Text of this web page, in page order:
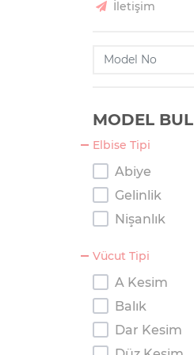
İletişim
MODEL BUL
Elbise Tipi
Abiye
Gelinlik
Nişanlık
Vücut Tipi
A Kesim
Balık
Dar Kesim